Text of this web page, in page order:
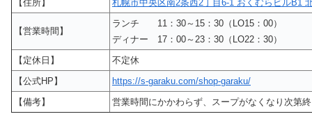
【住所】
札幌市中央区南2条西2丁目6-1 おくむらビルB1
【営業時間】
ランチ 11：30～15：30（LO15：00）
ディナー 17：00～23：30（LO22：30）
【定休日】
不定休
【公式HP】
https://s-garaku.com/shop-garaku/
【備考】
営業時間にかかわらず、スープがなくなり次第